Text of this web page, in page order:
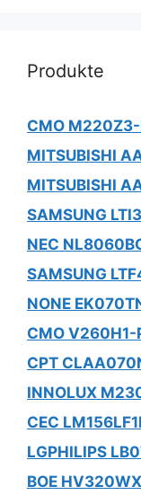
Produkte
CMO
MITSUBISHI
MITSUBISHI
SAMSUNG
NEC
SAMSUNG
NONE
CMO V260H1-
CPT
INNOLUX
CEC
LGPHILIPS
BOE